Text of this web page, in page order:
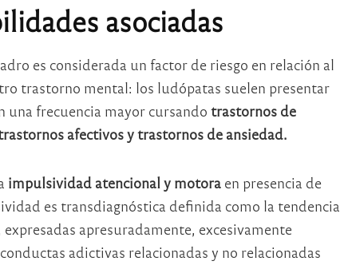
asociadas
es considerada un factor de riesgo en relación al
trastorno mental: los ludópatas suelen presentar
una frecuencia mayor cursando trastornos de
afectivos y trastornos de ansiedad.
impulsividad atencional y motoraen presencia de
es transdiagnóstica definida como la tendencia
expresadas apresuradamente, excesivamente
adictivas relacionadas y no relacionadas